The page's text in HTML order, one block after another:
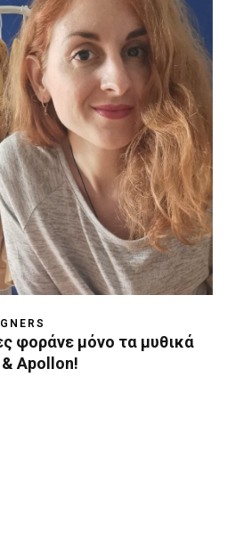
φοράνε μόνο τα μυθικά
Apollon!